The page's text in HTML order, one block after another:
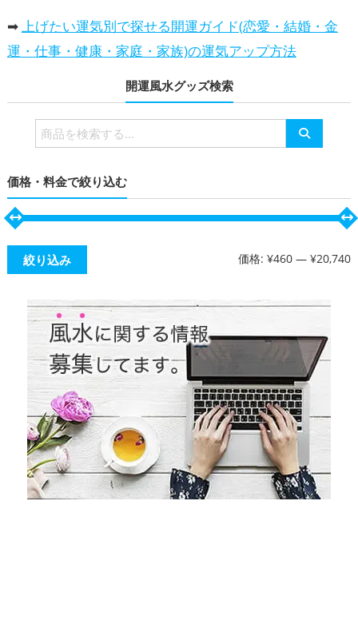
➡上げたい運気別で探せる開運ガイド(恋愛・結婚・金
運・仕事・健康・家庭・家族)の運気アップ方法
開運風水グッズ検索
検
索
象:
価格・料金で絞り込む
絞り込み 価格:¥460 —¥20,740